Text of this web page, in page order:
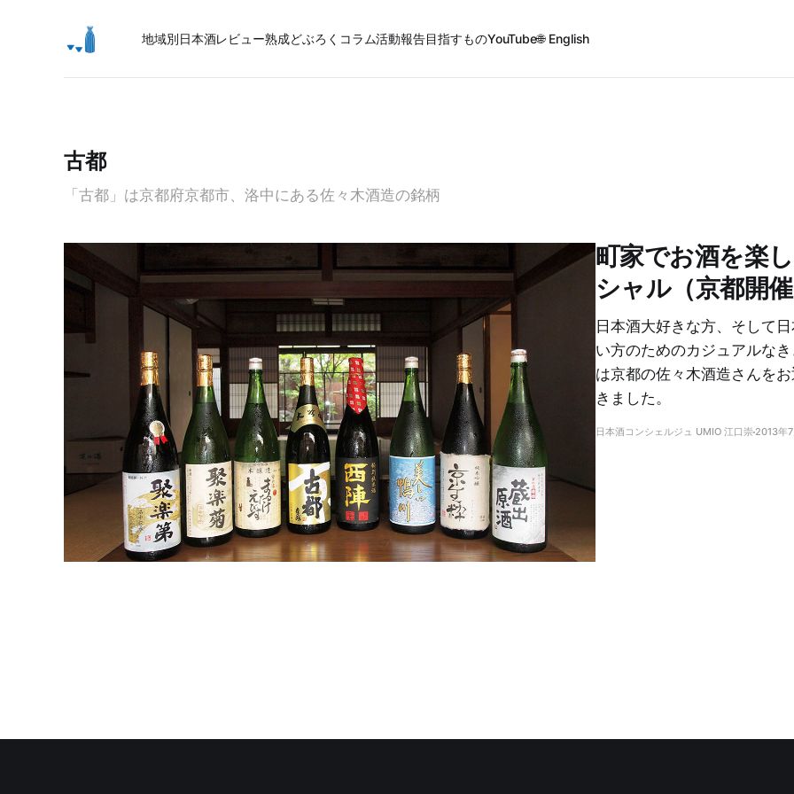
地域別日本酒レビュー熟成どぶろく コラム活動報告目指すものYouTube🌐 English
古都
「古都」は京都府京都市、洛中にある佐々木酒造の銘柄
町家でお酒を楽
シャル（京都開
日本酒大好きな方、そして
い方のためのカジュアルな
は京都の佐々木酒造さんを
きました。
日本酒コンシェルジュ UMIO 江口崇 2013年